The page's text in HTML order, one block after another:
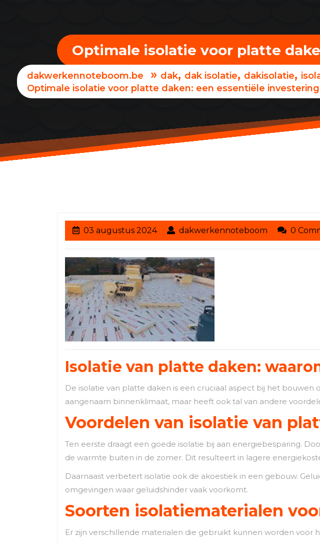
Optimale isolatie voor platte
dakwerkennoteboom.be » dak, dak isolatie, dakisolatie,
Optimale isolatie voor platte daken: een essentiële investering
03 augustus 202403
augustus
dakwerkennoteboom 0
Isolatie van platte daken:
De isolatie van platte daken is een cruciaal aspect bij het
aangenaam binnenklimaat, maar heeft ook tal van andere
Voordelen van isolatie van
Ten eerste draagt een goede isolatie bij aan energiebesparing.
de warmte buiten in de zomer. Dit resulteert in lagere
Daarnaast verbetert isolatie ook de akoestiek in een gebouw.
omgevingen waar geluidshinder vaak voorkomt.
Soorten isolatiematerialen
Er zijn verschillende materialen die gebruikt kunnen worden voor